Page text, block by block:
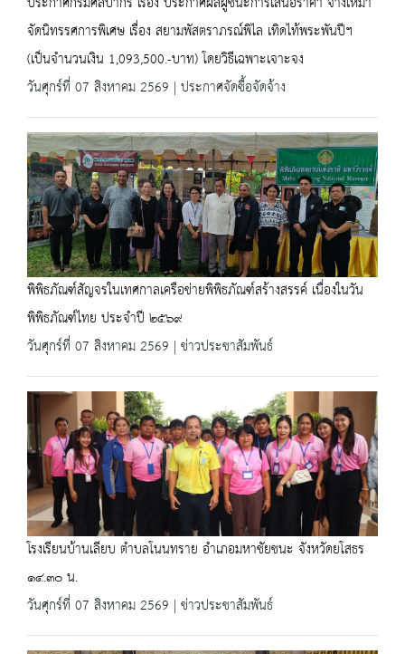
จัดนิทรรศการพิเศษ เรื่อง สยามพัสตราภรณ์พิไล เทิดไท้พระพันปีฯ
(เป็นจำนวนเงิน 1,093,500.-บาท) โดยวิธีเฉพาะเจาะจง
วันศุกร์ที่ 07 สิงหาคม 2569 | ประกาศจัดซื้อจัดจ้าง
พิพิธภัณฑ์สัญจรในเทศกาลเครือข่ายพิพิธภัณฑ์สร้างสรรค์ เนื่องในวัน
พิพิธภัณฑ์ไทย ประจำปี ๒๕๖๙
วันศุกร์ที่ 07 สิงหาคม 2569 | ข่าวประชาสัมพันธ์
โรงเรียนบ้านเลียบ ตำบลโนนทราย อำเภอมหาชัยชนะ จังหวัดยโสธร
๑๔.๓๐ น.
วันศุกร์ที่ 07 สิงหาคม 2569 | ข่าวประชาสัมพันธ์